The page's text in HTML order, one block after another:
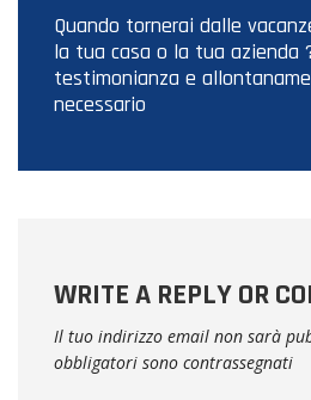
Quando tornerai dalle
la tua casa o la tua azienda
testimonianza e
necessario
WRITE A REPLY OR
Il tuo indirizzo email non sarà
obbligatori sono contrassegnati